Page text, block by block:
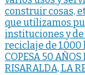
construir cosas,
que utilizamos
instituciones y
reciclaje de 1.000
COPESA 50 AÑOS
RISARALDA, LA